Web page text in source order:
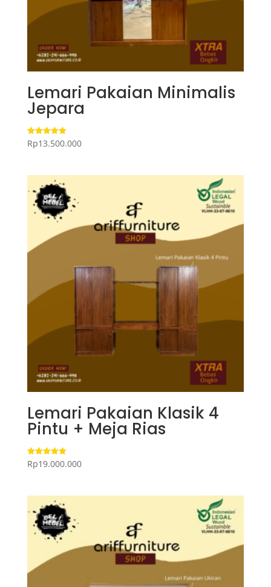
Lemari Pakaian Minimalis
Jepara
Dinilai
5.00
Rp13.500.000
Lemari Pakaian Klasik 4
Pintu + Meja Rias
Dinilai
5.00
Rp19.000.000